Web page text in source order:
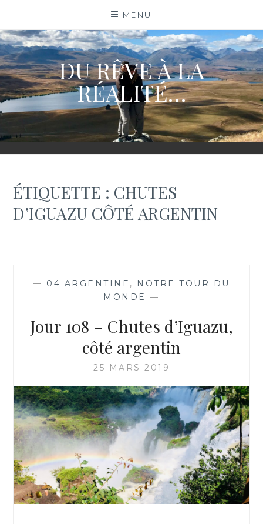
content
MENU
DU RÊVE À LA
RÉALITÉ…
ÉTIQUETTE : CHUTES
D’IGUAZU CÔTÉ ARGENTIN
— 04 ARGENTINE , NOTRE TOUR DU
MONDE —
Jour 108 – Chutes d’Iguazu,
côté argentin
25 MARS 2019